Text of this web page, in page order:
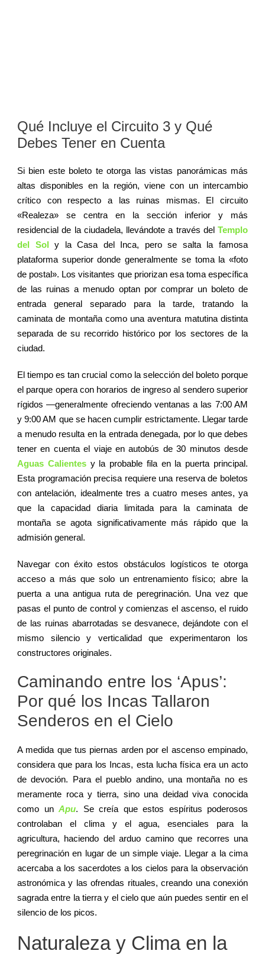
Qué Incluye el Circuito 3 y Qué
Debes Tener en Cuenta
Si bien este boleto te otorga las vistas panorámicas más
altas disponibles en la región, viene con un intercambio
crítico con respecto a las ruinas mismas. El circuito
«Realeza» se centra en la sección inferior y más
residencial de la ciudadela, llevándote a través del Templo
del Sol y la Casa del Inca, pero se salta la famosa
plataforma superior donde generalmente se toma la «foto
de postal». Los visitantes que priorizan esa toma específica
de las ruinas a menudo optan por comprar un boleto de
entrada general separado para la tarde, tratando la
caminata de montaña como una aventura matutina distinta
separada de su recorrido histórico por los sectores de la
ciudad.
El tiempo es tan crucial como la selección del boleto porque
el parque opera con horarios de ingreso al sendero superior
rígidos —generalmente ofreciendo ventanas a las 7:00 AM
y 9:00 AM que se hacen cumplir estrictamente. Llegar tarde
a menudo resulta en la entrada denegada, por lo que debes
tener en cuenta el viaje en autobús de 30 minutos desde
Aguas Calientesy la probable fila en la puerta principal.
Esta programación precisa requiere una reserva de boletos
con antelación, idealmente tres a cuatro meses antes, ya
que la capacidad diaria limitada para la caminata de
montaña se agota significativamente más rápido que la
admisión general.
Navegar con éxito estos obstáculos logísticos te otorga
acceso a más que solo un entrenamiento físico; abre la
puerta a una antigua ruta de peregrinación. Una vez que
pasas el punto de control y comienzas el ascenso, el ruido
de las ruinas abarrotadas se desvanece, dejándote con el
mismo silencio y verticalidad que experimentaron los
constructores originales.
Caminando entre los ‘Apus’:
Por qué los Incas Tallaron
Senderos en el Cielo
A medida que tus piernas arden por el ascenso empinado,
considera que para los Incas, esta lucha física era un acto
de devoción. Para el pueblo andino, una montaña no es
meramente roca y tierra, sino una deidad viva conocida
como un Apu. Se creía que estos espíritus poderosos
controlaban el clima y el agua, esenciales para la
agricultura, haciendo del arduo camino que recorres una
peregrinación en lugar de un simple viaje. Llegar a la cima
acercaba a los sacerdotes a los cielos para la observación
astronómica y las ofrendas rituales, creando una conexión
sagrada entre la tierra y el cielo que aún puedes sentir en el
silencio de los picos.
Naturaleza y Clima en la